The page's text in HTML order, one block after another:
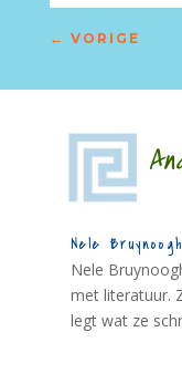
← VORIGE
Nele
Nele
met literatuur.
legt wat ze